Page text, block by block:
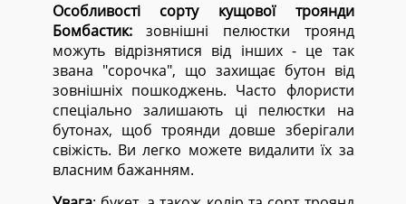
Особливості сорту кущової троянди
Бомбастик:зовнішні пелюстки троянд
можуть відрізнятися від інших - це так
звана "сорочка", що захищає бутон від
зовнішніх пошкоджень. Часто флористи
спеціально залишають ці пелюстки на
бутонах, щоб троянди довше зберігали
свіжість. Ви легко можете видалити їх за
власним бажанням.